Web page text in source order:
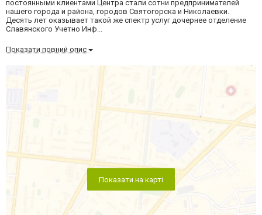
постоянными клиентами Центра стали сотни предпринимателей
нашего города и района, городов Святогорска и Николаевки.
Десять лет оказывает такой же спектр услуг дочернее отделение
Славянского Учетно Инф...
Показати повний опис
Показати на карті